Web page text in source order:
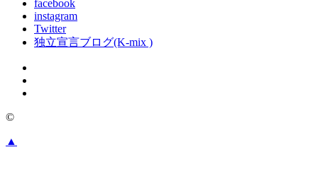
facebook
instagram
Twitter
独立宣言ブログ(K-mix )
©
▲